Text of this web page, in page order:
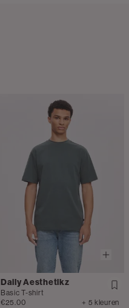
Daily Aesthetikz
Basic T-shirt
€25.00
+ 5 kleuren